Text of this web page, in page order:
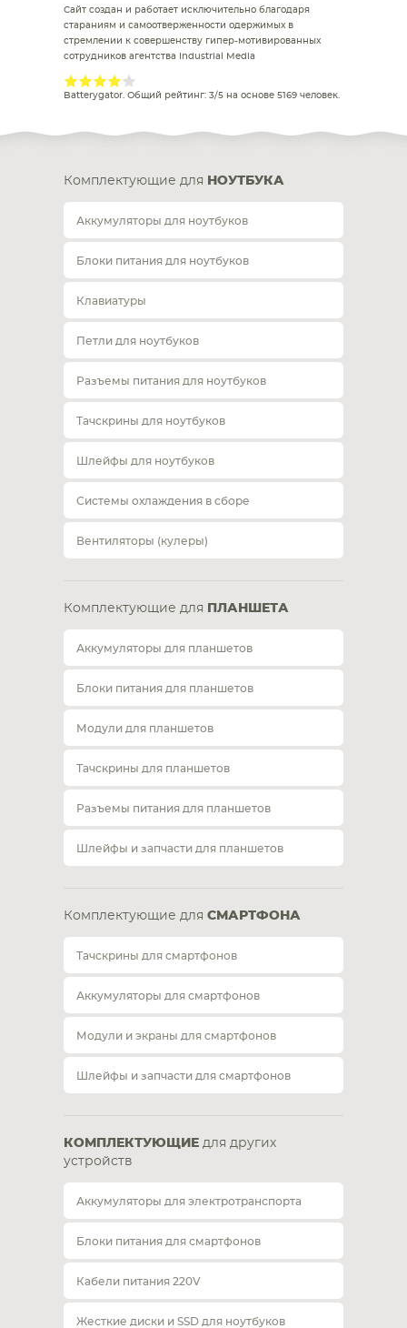
Сайт создан и работает исключительно благодаря
стараниям и самоотверженности одержимых в
стремлении к совершенству гипер-мотивированных
сотрудников агентства Industrial Media
Batterygator. Общий рейтинг: 3/5 на основе 5169 человек.
Комплектующие для НОУТБУКА
Аккумуляторы для ноутбуков
Блоки питания для ноутбуков
Клавиатуры
Петли для ноутбуков
Разъемы питания для ноутбуков
Тачскрины для ноутбуков
Шлейфы для ноутбуков
Системы охлаждения в сборе
Вентиляторы (кулеры)
Комплектующие для ПЛАНШЕТА
Аккумуляторы для планшетов
Блоки питания для планшетов
Модули для планшетов
Тачскрины для планшетов
Разъемы питания для планшетов
Шлейфы и запчасти для планшетов
Комплектующие для СМАРТФОНА
Тачскрины для смартфонов
Аккумуляторы для смартфонов
Модули и экраны для смартфонов
Шлейфы и запчасти для смартфонов
КОМПЛЕКТУЮЩИЕ для других
устройств
Аккумуляторы для электротранспорта
Блоки питания для смартфонов
Кабели питания 220V
Жесткие диски и SSD для ноутбуков